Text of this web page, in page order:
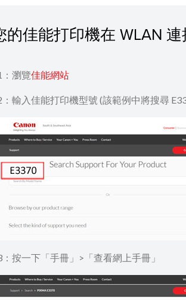
的佳能打印機在 WLAN
：瀏覽佳能網站
：輸入佳能打印機型號 (該範例中將搜尋
：按一下「手冊」>「查看網上手冊」